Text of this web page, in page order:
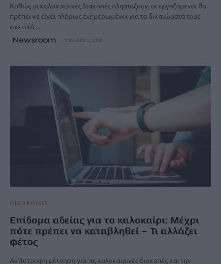
Καθώς οι καλοκαιρινές διακοπές πλησιάζουν, οι εργαζόμενοι θα
πρέπει να είναι πλήρως ενημερωμένοι για τα δικαιώματά τους
σχετικά…
Newsroom 2 Ιουλίου, 2026
ΟΙΚΟΝΟΜΙΑ
Επίδομα αδείας για το καλοκαίρι: Μέχρι
πότε πρέπει να καταβληθεί – Τι αλλάζει
φέτος
Αντίστροφη μέτρηση για τις καλοκαιρινές διακοπές και την